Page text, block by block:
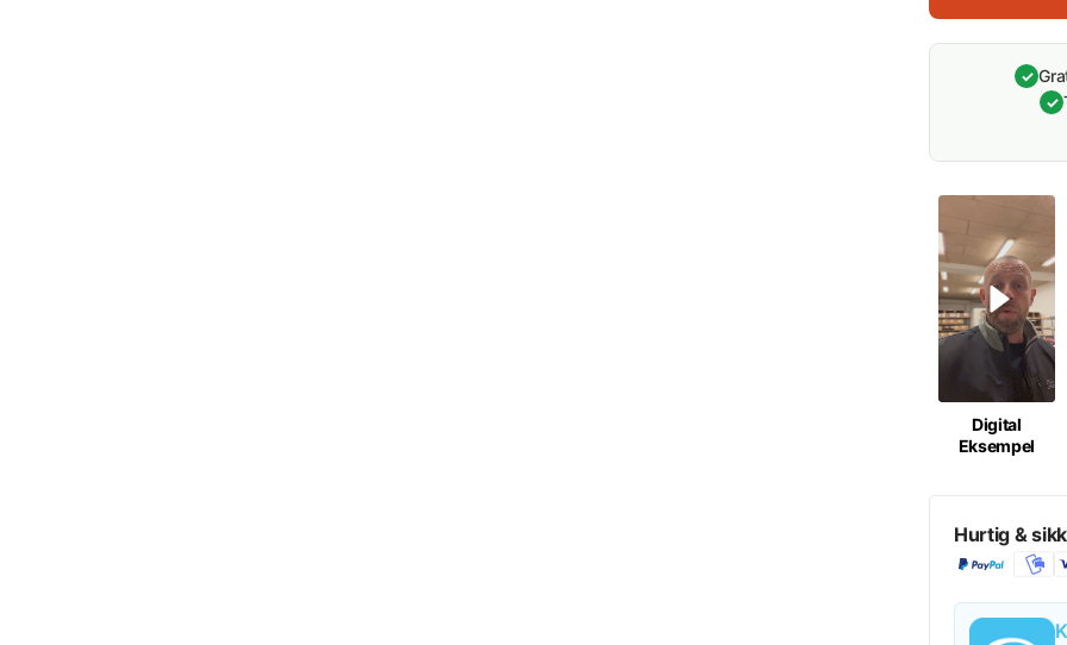
Vælg
S
M
✓
✓
Digital
Eksempel
Hurtig &